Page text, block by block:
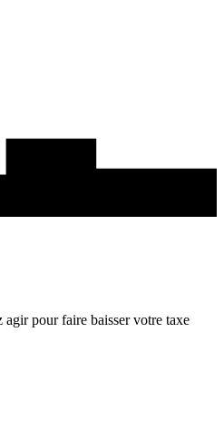
pour faire baisser votre taxe